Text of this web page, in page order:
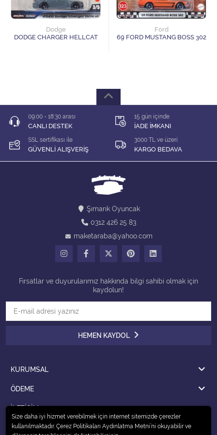
1/64 Tarmac
1/64 Time Micro
Tüm Kategorileri Gör
Dodge
DODGE CHARGER HELLCAT
Ford
69 FORD MUSTANG BOSS 302
09:00 - 18:30 arası
CANLI DESTEK
15 gün içinde
İADE İMKANI
SSL sertifikası ile
GÜVENLİ ALIŞVERİŞ
3000 TL ve üzeri
KARGO BEDAVA
Şımarık Oyuncak
0312 426 25 83
maketaraba@yahoo.com
Fırsatlar ve duyurularımız hakkında bilgi sahibi olmak için
kaydolun!
HEMEN KAYDOL
KURUMSAL
ÖDEME
İLETİŞİM
Size daha iyi hizmet verebilmek için internet sitemizde çerezler
kullanılmaktadır. Çerez Politikaları Aydınlatma Metni’ni okuyabilir ve